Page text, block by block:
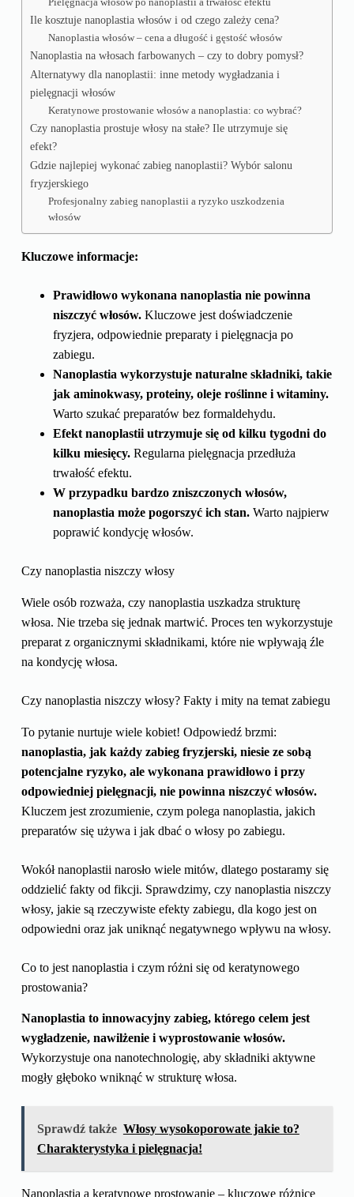
Ile kosztuje nanoplastia włosów i od czego zależy cena?
Nanoplastia włosów – cena a długość i gęstość włosów
Nanoplastia na włosach farbowanych – czy to dobry pomysł?
Alternatywy dla nanoplastii: inne metody wygładzania i
pielęgnacji włosów
Keratynowe prostowanie włosów a nanoplastia: co wybrać?
Czy nanoplastia prostuje włosy na stałe? Ile utrzymuje się
efekt?
Gdzie najlepiej wykonać zabieg nanoplastii? Wybór salonu
fryzjerskiego
Profesjonalny zabieg nanoplastii a ryzyko uszkodzenia
włosów
Kluczowe informacje:
Prawidłowo wykonana nanoplastia nie powinna
niszczyć włosów.Kluczowe jest doświadczenie
fryzjera, odpowiednie preparaty i pielęgnacja po
zabiegu.
Nanoplastia wykorzystuje naturalne składniki, takie
jak aminokwasy, proteiny, oleje roślinne i witaminy.
Warto szukać preparatów bez formaldehydu.
Efekt nanoplastii utrzymuje się od kilku tygodni do
kilku miesięcy.Regularna pielęgnacja przedłuża
trwałość efektu.
W przypadku bardzo zniszczonych włosów,
nanoplastia może pogorszyć ich stan.Warto najpierw
poprawić kondycję włosów.
Czy nanoplastia niszczy włosy
Wiele osób rozważa, czy nanoplastia uszkadza strukturę
włosa. Nie trzeba się jednak martwić. Proces ten wykorzystuje
preparat z organicznymi składnikami, które nie wpływają źle
na kondycję włosa.
Czy nanoplastia niszczy włosy? Fakty i mity na temat zabiegu
To pytanie nurtuje wiele kobiet! Odpowiedź brzmi:
nanoplastia, jak każdy zabieg fryzjerski, niesie ze sobą
potencjalne ryzyko, ale wykonana prawidłowo i przy
odpowiedniej pielęgnacji, nie powinna niszczyć włosów.
Kluczem jest zrozumienie, czym polega nanoplastia, jakich
preparatów się używa i jak dbać o włosy po zabiegu.
Wokół nanoplastii narosło wiele mitów, dlatego postaramy się
oddzielić fakty od fikcji. Sprawdzimy, czy nanoplastia niszczy
włosy, jakie są rzeczywiste efekty zabiegu, dla kogo jest on
odpowiedni oraz jak uniknąć negatywnego wpływu na włosy.
Co to jest nanoplastia i czym różni się od keratynowego
prostowania?
Nanoplastia to innowacyjny zabieg, którego celem jest
wygładzenie, nawilżenie i wyprostowanie włosów.
Wykorzystuje ona nanotechnologię, aby składniki aktywne
mogły głęboko wniknąć w strukturę włosa.
Sprawdź także Włosy wysokoporowate jakie to?
Charakterystyka i pielęgnacja!
Nanoplastia a keratynowe prostowanie – kluczowe różnice